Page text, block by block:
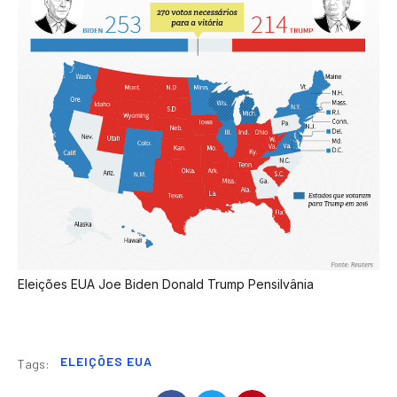
Eleições EUA Joe Biden Donald Trump Pensilvânia
Tags: ELEIÇÕES EUA